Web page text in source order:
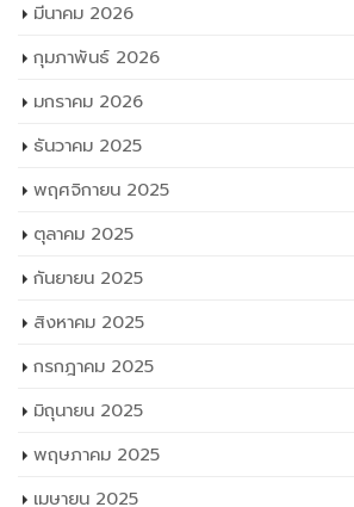
มีนาคม 2026
กุมภาพันธ์ 2026
มกราคม 2026
ธันวาคม 2025
พฤศจิกายน 2025
ตุลาคม 2025
กันยายน 2025
สิงหาคม 2025
กรกฎาคม 2025
มิถุนายน 2025
พฤษภาคม 2025
เมษายน 2025